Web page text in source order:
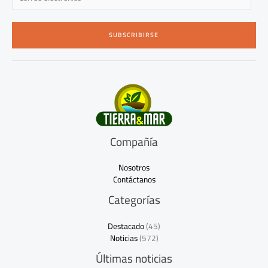
a
i
*
SUBSCRIBIRSE
Compañía
Nosotros
Contáctanos
Categorías
Destacado(45)
Noticias(572)
Últimas noticias